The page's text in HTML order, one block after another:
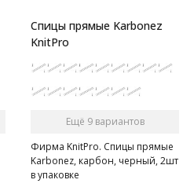
Спицы прямые Karbonez
KnitPro
Ещё 9 вариантов
Фирма KnitPro. Спицы прямые
Karbonez, карбон, черный, 2шт
в упаковке